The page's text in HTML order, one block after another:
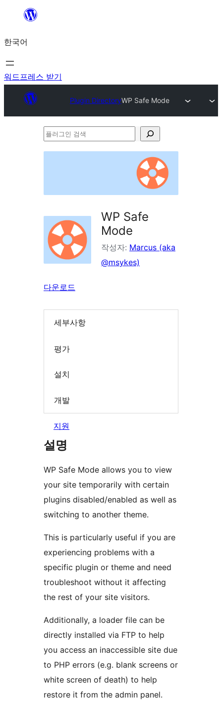
츠
로
바
기
한국어
워드프레스 받기
Plugin DirectoryWP Safe Mode
플
검
WP Safe
Mode
작성자: Marcus (aka
@msykes)
다운로드
세부사항
평가
설치
개발
지원
설명
WP Safe Mode allows you to view
your site temporarily with certain
plugins disabled/enabled as well as
switching to another theme.
This is particularly useful if you are
experiencing problems with a
specific plugin or theme and need
troubleshoot without it affecting
the rest of your site visitors.
Additionally, a loader file can be
directly installed via FTP to help
you access an inaccessible site due
to PHP errors (e.g. blank screens or
white screen of death) to help
restore it from the admin panel.